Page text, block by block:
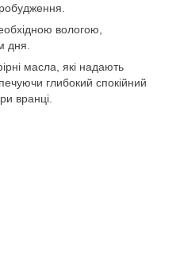
вологою,
дня.
масла, які надають
глибокий спокійний
вранці.